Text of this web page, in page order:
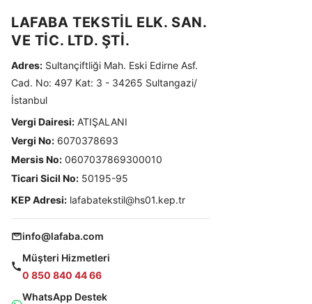
LAFABA TEKSTİL ELK. SAN.
VE TİC. LTD. ŞTİ.
Adres: Sultançiftliği Mah. Eski Edirne Asf.
Cad. No: 497 Kat: 3 - 34265 Sultangazi/
İstanbul
Vergi Dairesi: ATIŞALANI
Vergi No: 6070378693
Mersis No: 0607037869300010
Ticari Sicil No: 50195-95
KEP Adresi: lafabatekstil@hs01.kep.tr
info@lafaba.com
Müşteri Hizmetleri
0 850 840 44 66
WhatsApp Destek